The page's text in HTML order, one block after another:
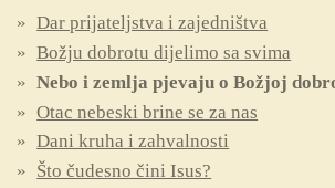
Dar prijateljstva i zajedništva
Božju dobrotu dijelimo sa svima
Nebo i zemlja pjevaju o Božjoj
Otac nebeski brine se za nas
Dani kruha i zahvalnosti
Što čudesno čini Isus?